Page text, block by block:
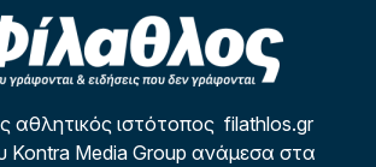
αθλητικός ιστότοπος filathlos.gr
Kontra Media Group ανάμεσα στα